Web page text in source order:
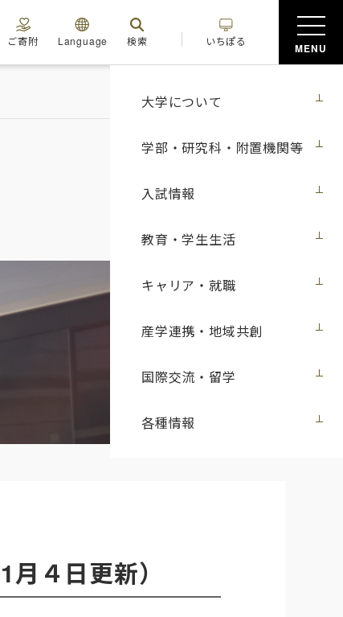
大学について
学部・研究科・附置機関等
入試情報
教育・学生生活
キャリア・就職
産学連携・地域共創
国際交流・留学
各種情報
ご寄附 Language 検索 いちぽる
MENU
４日更新）